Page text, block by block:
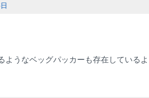
うなベッグパッカーも存在しているよ